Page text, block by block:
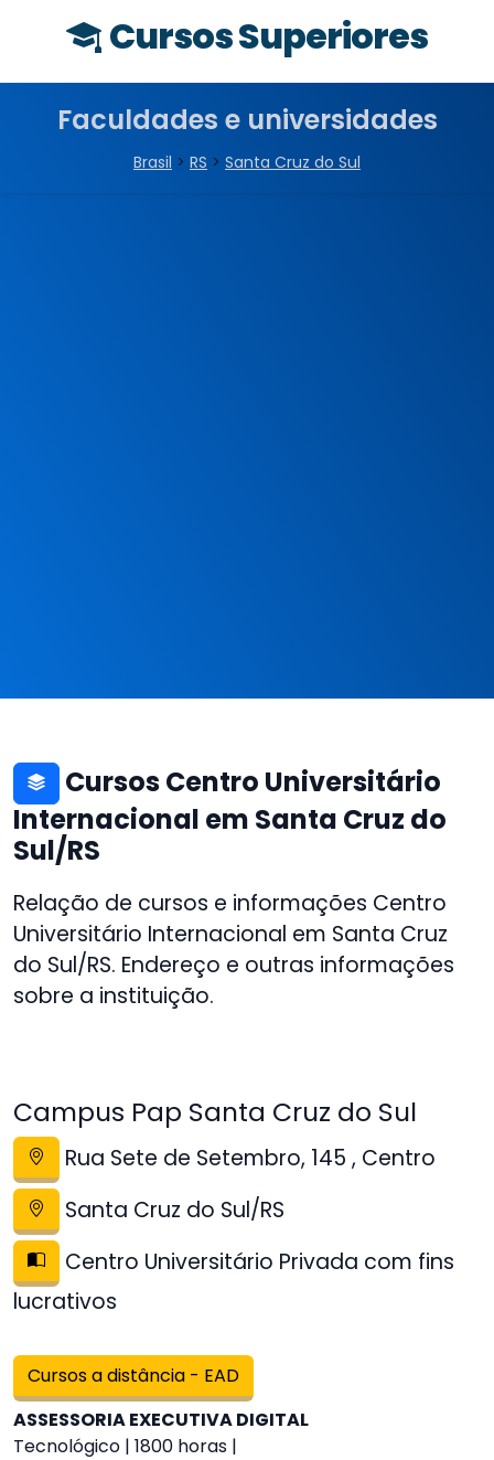
Cursos Superiores
Faculdades e universidades
Brasil > RS > Santa Cruz do Sul
Cursos Centro Universitário
Internacional em Santa Cruz do
Sul/RS
Relação de cursos e informações Centro
Universitário Internacional em Santa Cruz
do Sul/RS. Endereço e outras informações
sobre a instituição.
Campus Pap Santa Cruz do Sul
Rua Sete de Setembro, 145 , Centro
Santa Cruz do Sul/RS
Centro Universitário Privada com fins
lucrativos
Cursos a distância - EAD
ASSESSORIA EXECUTIVA DIGITAL
Tecnológico | 1800 horas |